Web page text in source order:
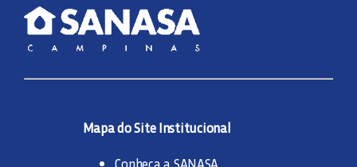
Mapa do Site Institucional
Conheça a SANASA